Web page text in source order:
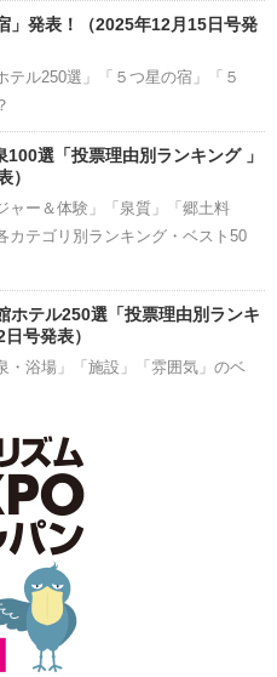
」発表！（2025年12月15日号発
テル250選」「５つ星の宿」「５
選「投票理由別ランキング 」
）
ャー＆体験」「泉質」「郷土料
カテゴリ別ランキング・ベスト50
ホテル250選「投票理由別ランキ
号発表）
・浴場」「施設」「雰囲気」のベ